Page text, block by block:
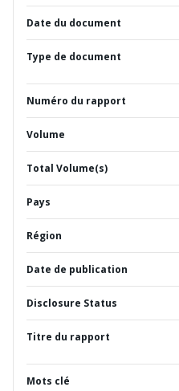
Date du document
Type de document
Numéro du rapport
Volume
Total Volume(s)
Pays
Région
Date de publication
Disclosure Status
Titre du rapport
Mots clé